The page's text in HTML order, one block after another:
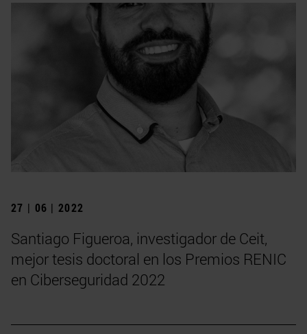
27 | 06 | 2022
Santiago Figueroa, investigador de Ceit,
mejor tesis doctoral en los Premios RENIC
en Ciberseguridad 2022